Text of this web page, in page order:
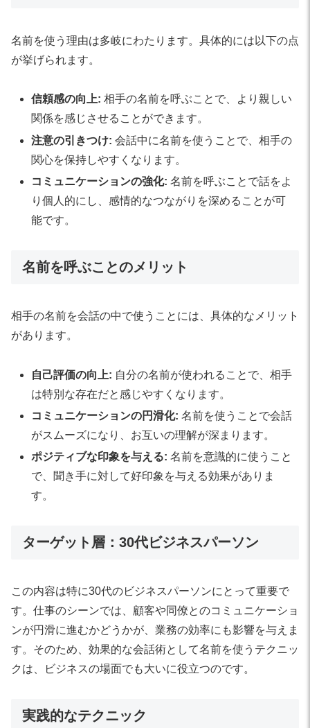
名前を使う理由は多岐にわたります。具体的には以下の点
が挙げられます。
信頼感の向上: 相手の名前を呼ぶことで、より親しい
関係を感じさせることができます。
注意の引きつけ: 会話中に名前を使うことで、相手の
関心を保持しやすくなります。
コミュニケーションの強化: 名前を呼ぶことで話をよ
り個人的にし、感情的なつながりを深めることが可
能です。
名前を呼ぶことのメリット
相手の名前を会話の中で使うことには、具体的なメリット
があります。
自己評価の向上: 自分の名前が使われることで、相手
は特別な存在だと感じやすくなります。
コミュニケーションの円滑化: 名前を使うことで会話
がスムーズになり、お互いの理解が深まります。
ポジティブな印象を与える: 名前を意識的に使うこと
で、聞き手に対して好印象を与える効果がありま
す。
ターゲット層：30代ビジネスパーソン
この内容は特に30代のビジネスパーソンにとって重要で
す。仕事のシーンでは、顧客や同僚とのコミュニケーショ
ンが円滑に進むかどうかが、業務の効率にも影響を与えま
す。そのため、効果的な会話術として名前を使うテクニッ
クは、ビジネスの場面でも大いに役立つのです。
実践的なテクニック